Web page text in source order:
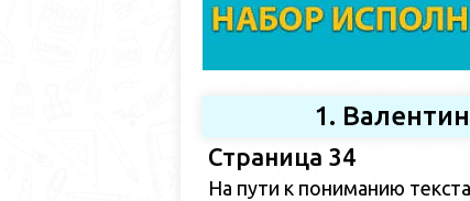
1.
Страница 34
На пути к пониманию текста